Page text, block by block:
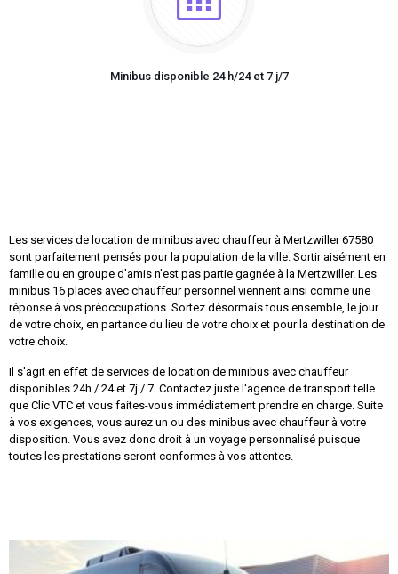
Minibus disponible 24 h/24 et 7 j/7
Les services de location de minibus avec chauffeur à Mertzwiller 67580
sont parfaitement pensés pour la population de la ville. Sortir aisément en
famille ou en groupe d'amis n'est pas partie gagnée à la Mertzwiller. Les
minibus 16 places avec chauffeur personnel viennent ainsi comme une
réponse à vos préoccupations. Sortez désormais tous ensemble, le jour
de votre choix, en partance du lieu de votre choix et pour la destination de
votre choix.
Il s'agit en effet de services de location de minibus avec chauffeur
disponibles 24h / 24 et 7j / 7. Contactez juste l'agence de transport telle
que Clic VTC et vous faites-vous immédiatement prendre en charge. Suite
à vos exigences, vous aurez un ou des minibus avec chauffeur à votre
disposition. Vous avez donc droit à un voyage personnalisé puisque
toutes les prestations seront conformes à vos attentes.